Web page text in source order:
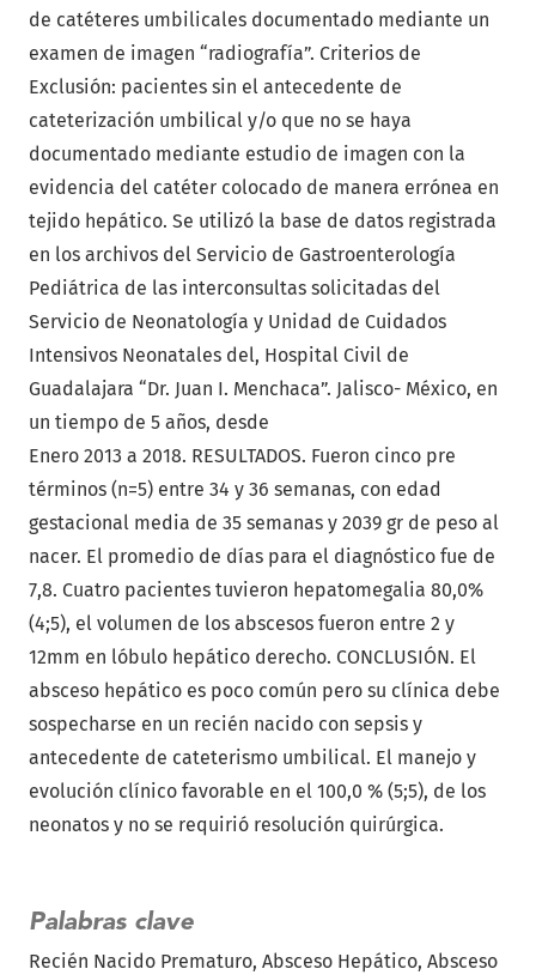
Palabras clave
Recién Nacido Prematuro Absceso Hepático Absceso
de catéteres umbilicales documentado mediante un
examen de imagen “radiografía”. Criterios de
Exclusión: pacientes sin el antecedente de
cateterización umbilical y/o que no se haya
documentado mediante estudio de imagen con la
evidencia del catéter colocado de manera errónea en
tejido hepático. Se utilizó la base de datos registrada
en los archivos del Servicio de Gastroenterología
Pediátrica de las interconsultas solicitadas del
Servicio de Neonatología y Unidad de Cuidados
Intensivos Neonatales del, Hospital Civil de
Guadalajara “Dr. Juan I. Menchaca”. Jalisco- México, en
un tiempo de 5 años, desde
Enero 2013 a 2018. RESULTADOS. Fueron cinco pre
términos (n=5) entre 34 y 36 semanas, con edad
gestacional media de 35 semanas y 2039 gr de peso al
nacer. El promedio de días para el diagnóstico fue de
7,8. Cuatro pacientes tuvieron hepatomegalia 80,0%
(4;5), el volumen de los abscesos fueron entre 2 y
12mm en lóbulo hepático derecho. CONCLUSIÓN. El
absceso hepático es poco común pero su clínica debe
sospecharse en un recién nacido con sepsis y
antecedente de cateterismo umbilical. El manejo y
evolución clínico favorable en el 100,0 % (5;5), de los
neonatos y no se requirió resolución quirúrgica.